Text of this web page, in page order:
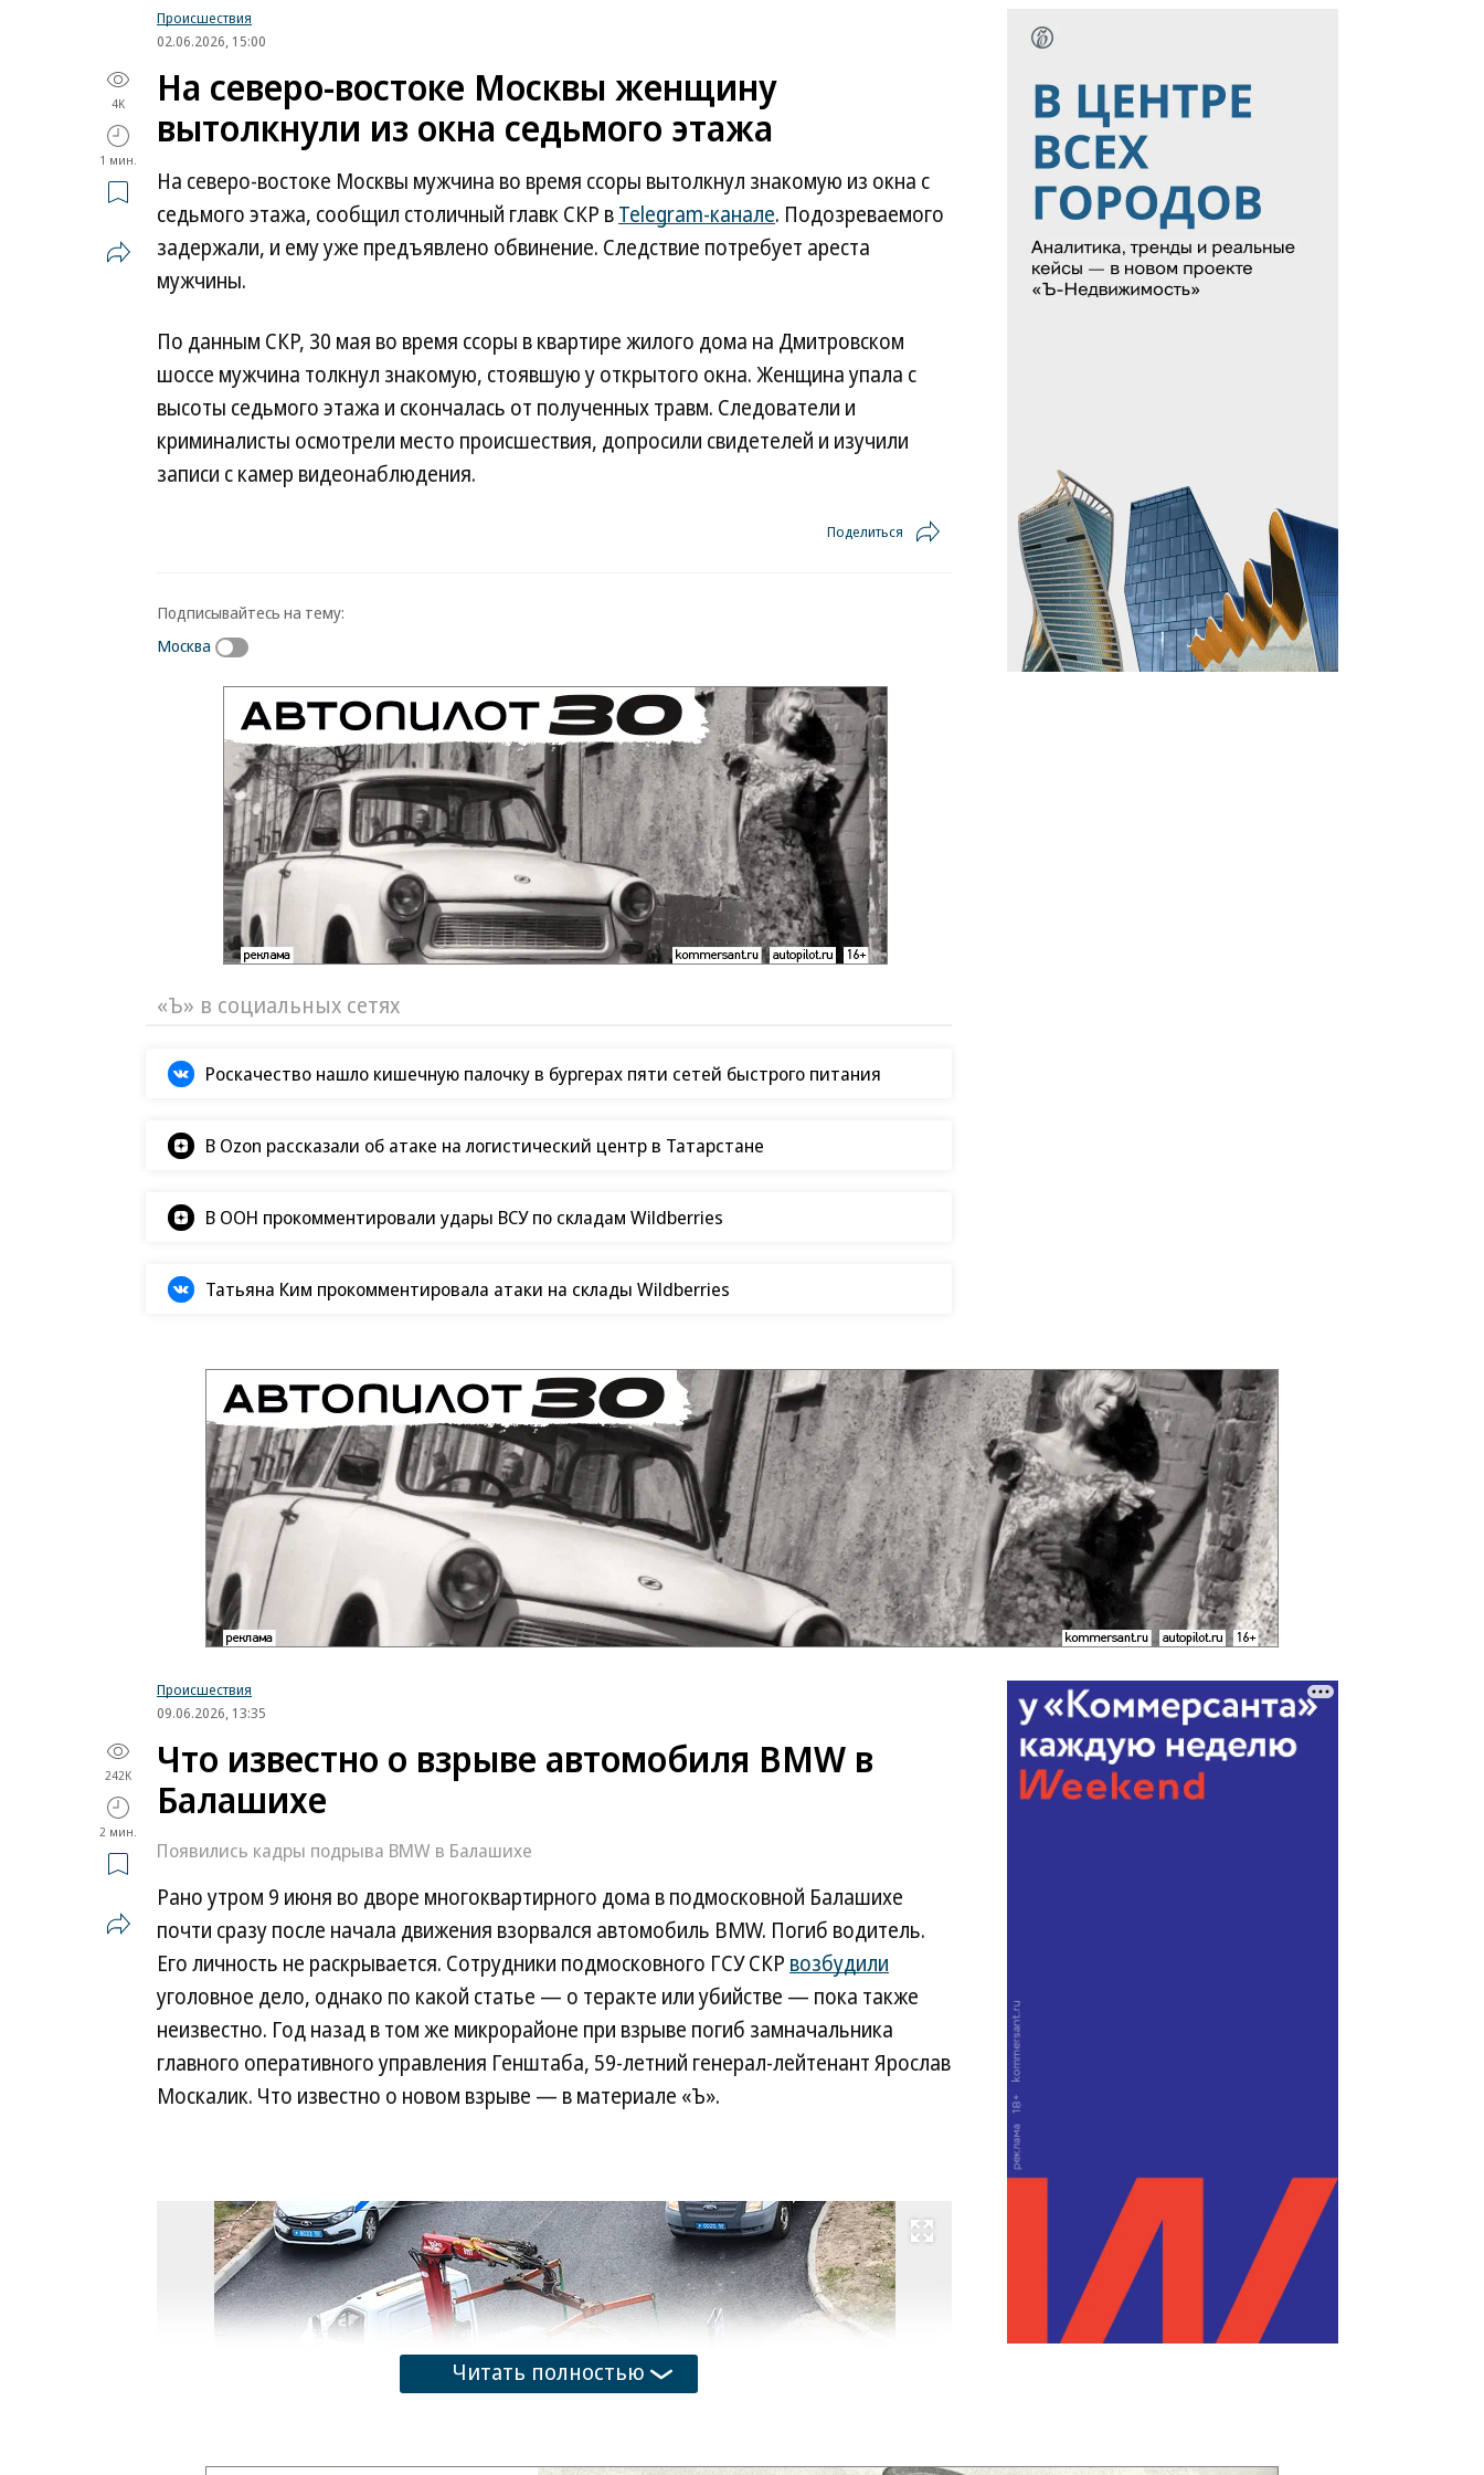
Происшествия
02.06.2026, 15:00
4K
1 мин.
На северо-востоке Москвы женщину
вытолкнули из окна седьмого этажа
На северо-востоке Москвы мужчина во время ссоры вытолкнул знакомую из окна с
седьмого этажа, сообщил столичный главк СКР вTelegram-канале. Подозреваемого
задержали, и ему уже предъявлено обвинение. Следствие потребует ареста
мужчины.
По данным СКР, 30 мая во время ссоры в квартире жилого дома на Дмитровском
шоссе мужчина толкнул знакомую, стоявшую у открытого окна. Женщина упала с
высоты седьмого этажа и скончалась от полученных травм. Следователи и
криминалисты осмотрели место происшествия, допросили свидетелей и изучили
записи с камер видеонаблюдения.
Поделиться
Подписывайтесь на тему:
Москва
«Ъ» в социальных сетях
Роскачество нашло кишечную палочку в бургерах пяти сетей быстрого питания
В Ozon рассказали об атаке на логистический центр в Татарстане
В ООН прокомментировали удары ВСУ по складам Wildberries
Татьяна Ким прокомментировала атаки на склады Wildberries
Происшествия
09.06.2026, 13:35
242K
2 мин.
Что известно о взрыве автомобиля BMW в
Балашихе
Появились кадры подрыва BMW в Балашихе
Рано утром 9 июня во дворе многоквартирного дома в подмосковной Балашихе
почти сразу после начала движения взорвался автомобиль BMW. Погиб водитель.
Его личность не раскрывается. Сотрудники подмосковного ГСУ СКР возбудили
уголовное дело, однако по какой статье — о теракте или убийстве — пока также
неизвестно. Год назад в том же микрорайоне при взрыве погиб замначальника
главного оперативного управления Генштаба, 59-летний генерал-лейтенант Ярослав
Москалик. Что известно о новом взрыве — в материале «Ъ».
Развернуть на весь экран
Читать полностью